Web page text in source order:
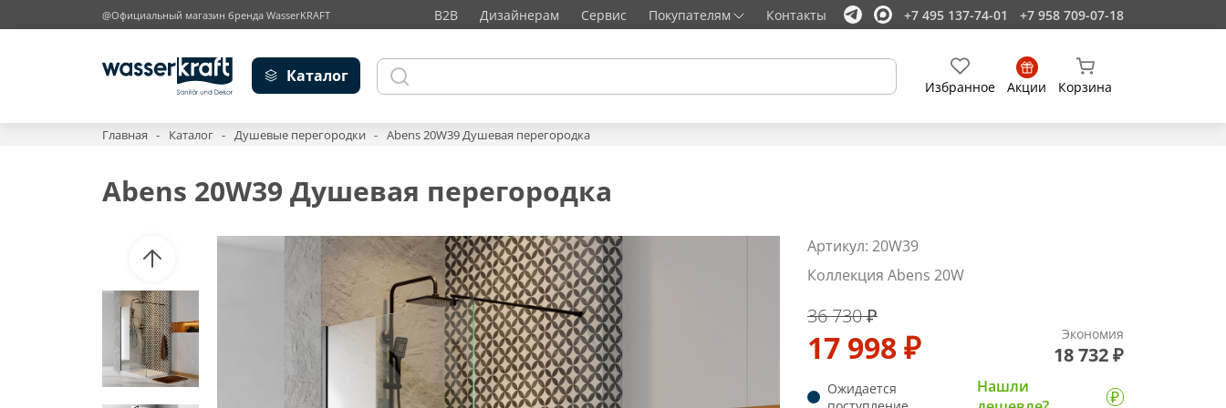
@Официальный магазин бренда WasserKRAFT B2B Дизайнерам Сервис Покупателям Контакты +7 495 137-74-01 +7 958 709-07-18
Каталог
Избранное Акции Корзина
Главная Каталог Душевые перегородки Abens 20W39 Душевая перегородка
Abens 20W39 Душевая перегородка
Артикул: 20W39
Коллекция Abens 20W
36 730 ₽
17 998 ₽ Экономия
18 732 ₽
Ожидается
Нашли